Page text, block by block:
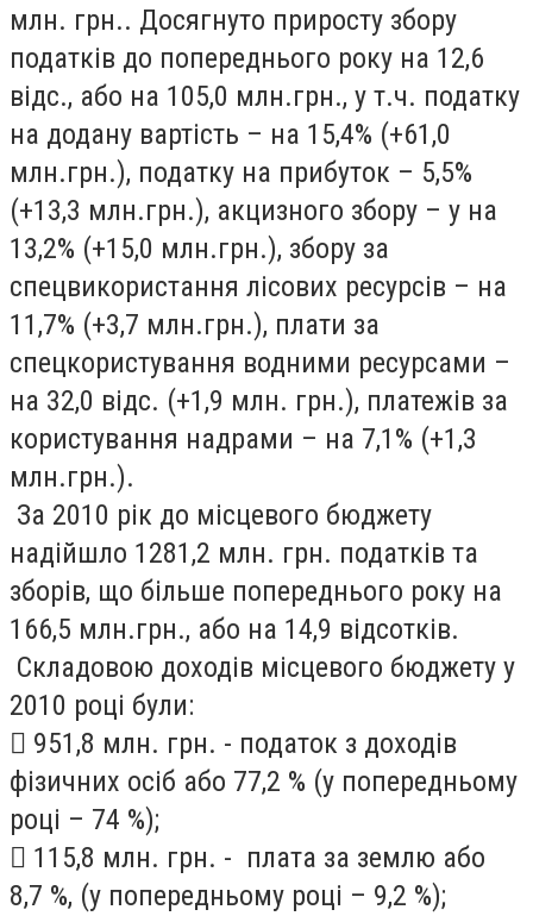
млн. грн.. Досягнуто приросту збору
податків до попереднього року на 12,6
відс., або на 105,0 млн.грн., у т.ч. податку
на додану вартість – на 15,4% (+61,0
млн.грн.), податку на прибуток – 5,5%
(+13,3 млн.грн.), акцизного збору – у на
13,2% (+15,0 млн.грн.), збору за
спецвикористання лісових ресурсів – на
11,7% (+3,7 млн.грн.), плати за
спецкористування водними ресурсами –
на 32,0 відс. (+1,9 млн. грн.), платежів за
користування надрами – на 7,1% (+1,3
млн.грн.).
За 2010 рік до місцевого бюджету
надійшло 1281,2 млн. грн. податків та
зборів, що більше попереднього року на
166,5 млн.грн., або на 14,9 відсотків.
Складовою доходів місцевого бюджету у
2010 році були:
 951,8 млн. грн. - податок з доходів
фізичних осіб або 77,2 % (у попередньому
році – 74 %);
 115,8 млн. грн. - плата за землю або
8,7 %, (у попередньому році – 9,2 %);